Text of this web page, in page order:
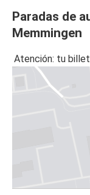
Paradas de
Memmingen
Atención: tu